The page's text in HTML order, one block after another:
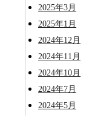
2025年3月
2025年1月
2024年12月
2024年11月
2024年10月
2024年7月
2024年5月